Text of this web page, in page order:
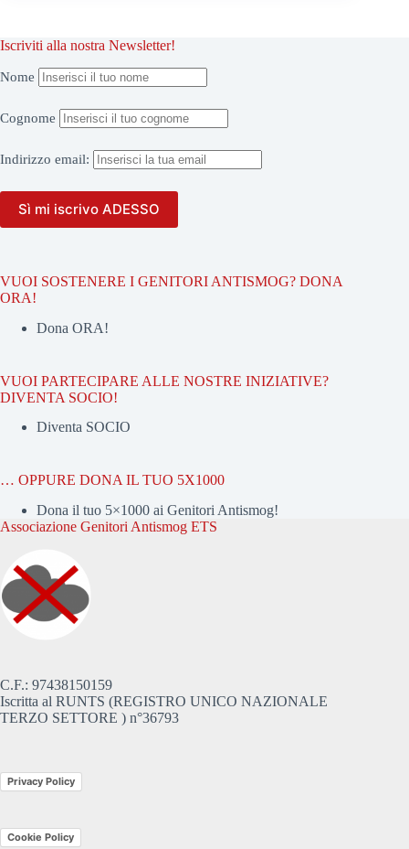
Iscriviti alla nostra Newsletter!
Nome
Cognome
Indirizzo email:
VUOI SOSTENERE I GENITORI ANTISMOG? DONA
ORA!
Dona ORA!
VUOI PARTECIPARE ALLE NOSTRE INIZIATIVE?
DIVENTA SOCIO!
Diventa SOCIO
… OPPURE DONA IL TUO 5X1000
Dona il tuo 5×1000 ai Genitori Antismog!
Associazione Genitori Antismog ETS
C.F.: 97438150159
Iscritta al RUNTS (REGISTRO UNICO NAZIONALE
TERZO SETTORE ) n°36793
Privacy Policy
Cookie Policy